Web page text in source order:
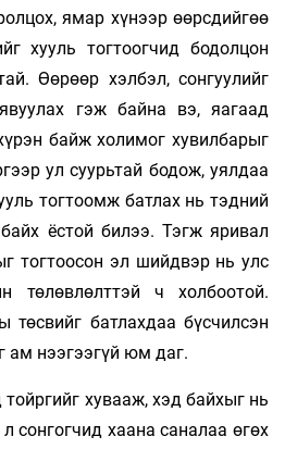
ямар хүнээр өөрсдийгөө
хууль тогтоогчид бодолцон
Өөрөөр хэлбэл, сонгуулийг
гэж байна вэ, яагаад
байж холимог хувилбарыг
ул суурьтай бодож, уялдаа
тогтоомж батлах нь тэдний
ёстой билээ. Тэгж яривал
тогтоосон эл шийдвэр нь улс
төлөвлөлттэй ч холбоотой.
батлахдаа бүсчилсэн
ам нээгээгүй юм даг.
хувааж, хэд байхыг нь
сонгогчид хаана саналаа өгөх